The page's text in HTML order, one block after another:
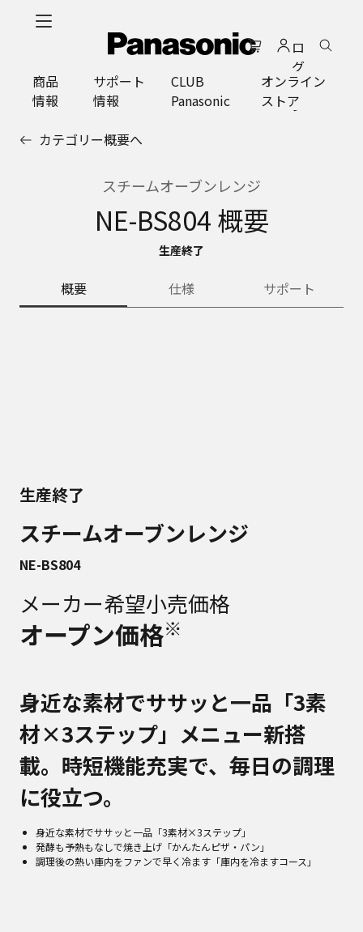
ロ
グ
イ
ン
商品
情報
サポート
情報
CLUB
Panasonic
オンライン
ストア
カテゴリー概要へ
スチームオーブンレンジ
NE-BS804 概要
生産終了
概要 仕様 サポート
生産終了
スチームオーブンレンジ
NE-BS804
メーカー希望小売価格
オープン価格※
身近な素材でササッと一品「3素
材×3ステップ」メニュー新搭
載。時短機能充実で、毎日の調理
に役立つ。
身近な素材でササッと一品「3素材×3ステップ」
発酵も予熱もなしで焼き上げ「かんたんピザ・パン」
調理後の熱い庫内をファンで早く冷ます「庫内を冷ますコース」